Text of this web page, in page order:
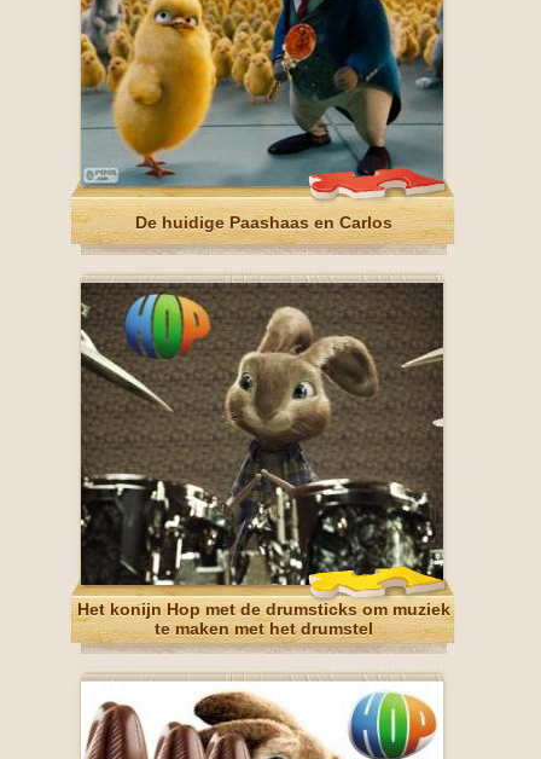
De huidige Paashaas en Carlos
Het konijn Hop met de drumsticks om muziek
te maken met het drumstel